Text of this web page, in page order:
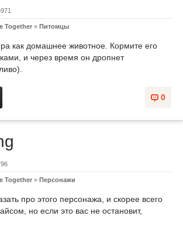
Together » Питомцы
как домашнее животное. Кормите его
и через время он дропнет
0
Together » Персонажи
про этого персонажа, и скорее всего
но если это вас не остановит,